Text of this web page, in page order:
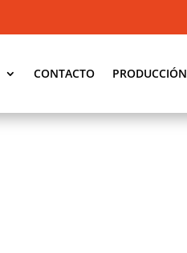
CONTACTO PRODUCCIÓN